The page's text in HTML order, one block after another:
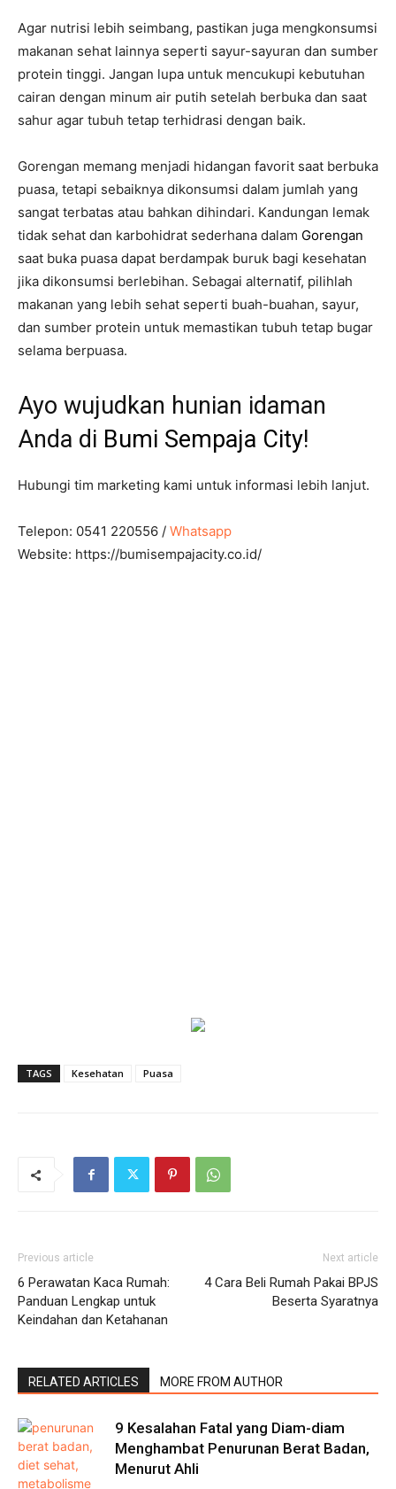
Agar nutrisi lebih seimbang, pastikan juga mengkonsumsi
makanan sehat lainnya seperti sayur-sayuran dan sumber
protein tinggi. Jangan lupa untuk mencukupi kebutuhan
cairan dengan minum air putih setelah berbuka dan saat
sahur agar tubuh tetap terhidrasi dengan baik.
Gorengan memang menjadi hidangan favorit saat berbuka
puasa, tetapi sebaiknya dikonsumsi dalam jumlah yang
sangat terbatas atau bahkan dihindari. Kandungan lemak
tidak sehat dan karbohidrat sederhana dalam Gorengan
saat buka puasa dapat berdampak buruk bagi kesehatan
jika dikonsumsi berlebihan. Sebagai alternatif, pilihlah
makanan yang lebih sehat seperti buah-buahan, sayur,
dan sumber protein untuk memastikan tubuh tetap bugar
selama berpuasa.
Ayo wujudkan hunian idaman
Anda di Bumi Sempaja City!
Hubungi tim marketing kami untuk informasi lebih lanjut.
Telepon: 0541 220556 / Whatsapp
Website: https://bumisempajacity.co.id/
TAGS Kesehatan Puasa
Previous article
6 Perawatan Kaca Rumah:
Panduan Lengkap untuk
Keindahan dan Ketahanan
Next article
4 Cara Beli Rumah Pakai BPJS
Beserta Syaratnya
RELATED ARTICLES MORE FROM AUTHOR
9 Kesalahan Fatal yang Diam-diam
Menghambat Penurunan Berat Badan,
Menurut Ahli